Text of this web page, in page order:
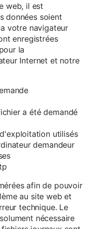
web, il est
données soient
votre navigateur
enregistrées
la
Internet et notre
a été demandé
utilisés
demandeur
afin de pouvoir
au site web et
technique. Le
nécessaire